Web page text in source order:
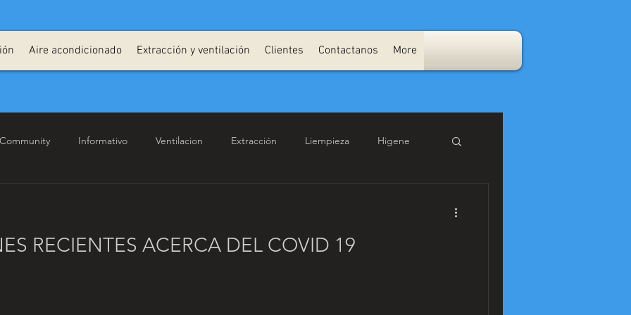
Aire acondicionado Extracción y ventilación Clientes Contactanos More
Informativo Ventilacion Extracción Liempieza Higene
Acondicionado Tuberias Ahorro Insulación Mantenimiento
RECIENTES ACERCA DEL COVID 19